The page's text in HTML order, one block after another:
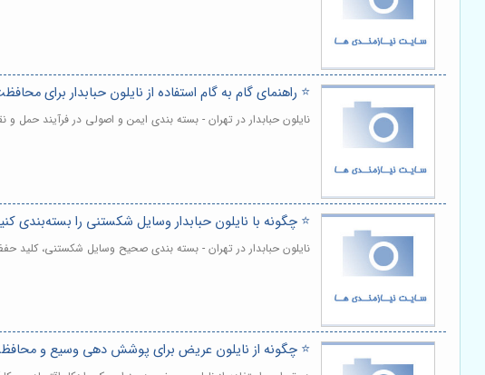
⭐️ راهنمای گام به گام استفاده از نایلون حبابدار برای
نایلون حبابدار در تهران - بسته بندی ایمن و اصولی در فرآیند
⭐️ چگونه با نایلون حبابدار وسایل شکستنی را بسته‌بندی
نایلون حبابدار در تهران - بسته بندی صحیح وسایل شکستنی،
⭐️ چگونه از نایلون عریض برای پوشش دهی وسیع و